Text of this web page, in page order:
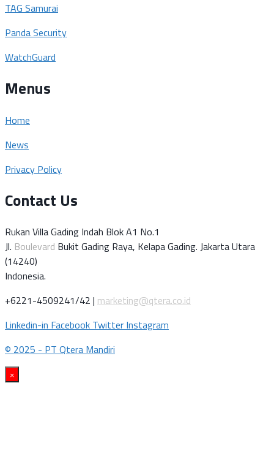
TAG Samurai
Panda Security
WatchGuard
Menus
Home
News
Privacy Policy
Contact Us
Rukan Villa Gading Indah Blok A1 No.1
Jl. Boulevard Bukit Gading Raya, Kelapa Gading. Jakarta Utara
(14240)
Indonesia.
+6221-4509241/42 | marketing@qtera.co.id
Linkedin-in Facebook Twitter Instagram
© 2025 - PT Qtera Mandiri
×